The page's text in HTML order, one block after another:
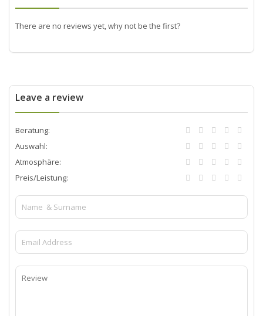
There are no reviews yet, why not be the first?
Leave a review
Beratung:
Auswahl:
Atmosphäre:
Preis/Leistung: